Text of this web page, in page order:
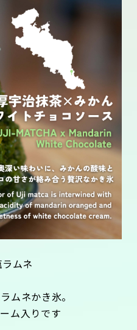
ラムネ
ムネかき氷。
ム入りです